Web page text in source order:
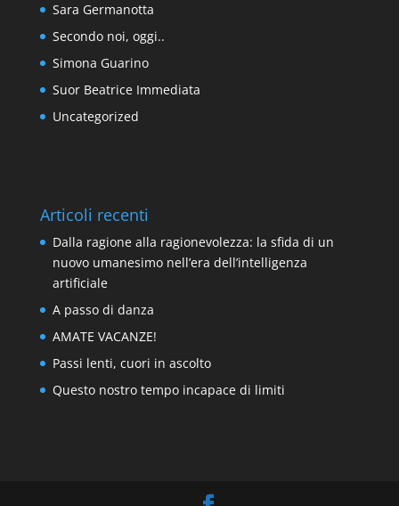
Sara Germanotta
Secondo noi, oggi..
Simona Guarino
Suor Beatrice Immediata
Uncategorized
Articoli recenti
Dalla ragione alla ragionevolezza: la sfida di un
nuovo umanesimo nell’era dell’intelligenza
artificiale
A passo di danza
AMATE VACANZE!
Passi lenti, cuori in ascolto
Questo nostro tempo incapace di limiti